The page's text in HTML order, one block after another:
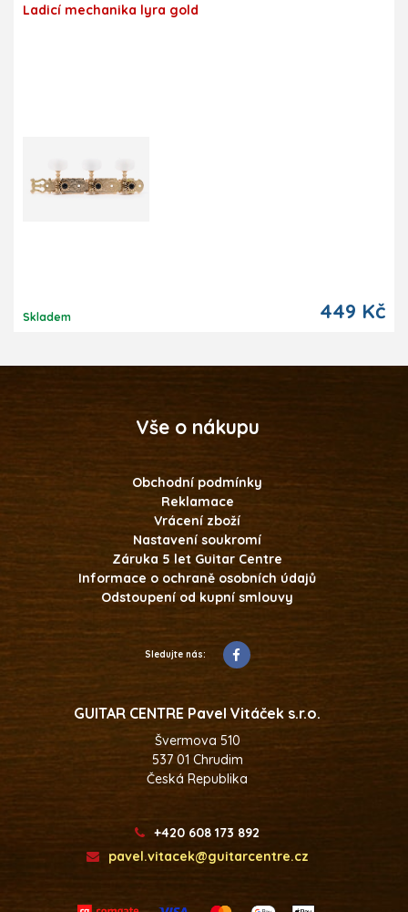
Ladicí mechanika lyra gold
Skladem 449 Kč
Vše o nákupu
Obchodní podmínky
Reklamace
Vrácení zboží
Nastavení soukromí
Záruka 5 let Guitar Centre
Informace o ochraně osobních údajů
Odstoupení od kupní smlouvy
Sledujte nás:
GUITAR CENTRE Pavel Vitáček s.r.o.
Švermova 510
537 01 Chrudim
Česká Republika
+420 608 173 892
pavel.vitacek@guitarcentre.cz